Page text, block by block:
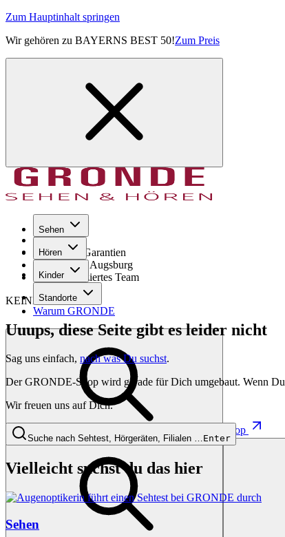
Zum Hauptinhalt springen
Wir gehören zu BAYERNS BEST 50!Zum Preis
Sehen
Hören
Kinder
Standorte
Warum GRONDE
Shop
Seit 1971
GRONDE Garantien
8× im Raum Augsburg
Hochqualifiziertes Team
KEINE SORGE!
Uuups, diese Seite gibt es leider nicht
Sag uns einfach, nach was Du suchst.
Der GRONDE-Shop wird gerade für Dich umgebaut. Wenn
Wir freuen uns auf Dich.
Suche nach Sehtest, Hörgeräten, Filialen …Enter
Vielleicht suchst du das hier
Sehen